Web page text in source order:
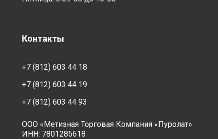
Контакты
+7 (812) 603 44 18
+7 (812) 603 44 19
+7 (812) 603 44 93
ООО «Метизная Торговая Компания «Пуролат»
ИНН: 7801285618